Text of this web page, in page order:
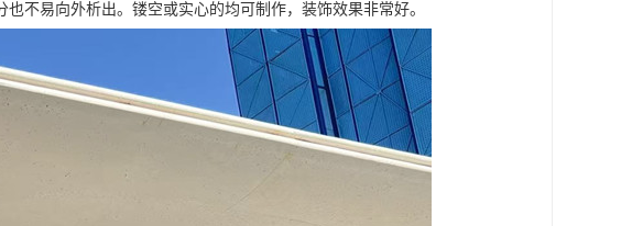
不易向外析出。镂空或实心的均可制作，装饰效果非常好。